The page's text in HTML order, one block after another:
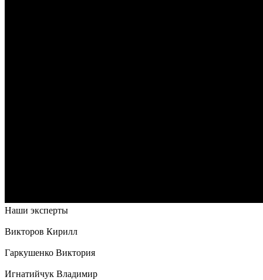
Наши эксперты
Викторов Кирилл
Гаркушенко Виктория
Игнатийчук Владимир